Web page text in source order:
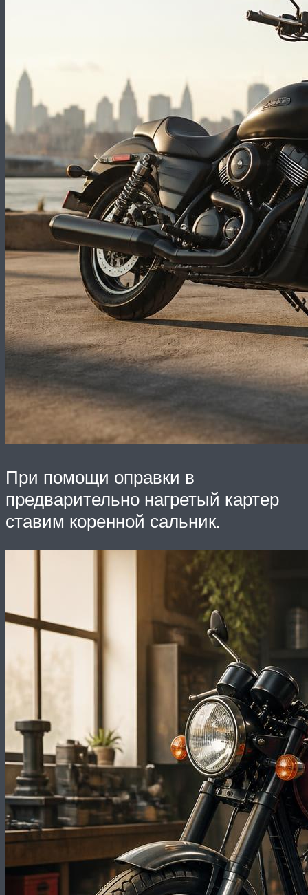
При помощи оправки в
предварительно нагретый картер
ставим коренной сальник.